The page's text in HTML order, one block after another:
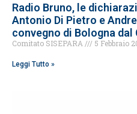
Radio Bruno, le
Antonio Di Pietro e
convegno di Bologna
Comitato SISEPARA 5 Febbraio
Leggi Tutto »